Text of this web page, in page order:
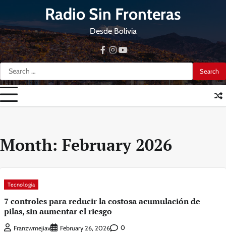
content
Radio Sin Fronteras
Desde Bolivia
Search
for:
facebook
instagram
youtube
Month: February 2026
Tecnologia
7 controles para reducir la costosa acumulación de
pilas, sin aumentar el riesgo
Franzwmejiav February 26, 2026 0